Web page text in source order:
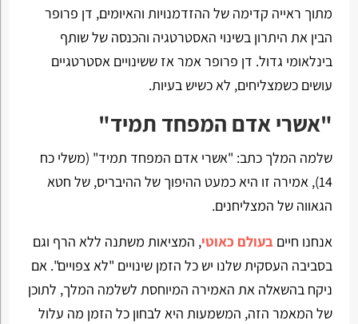
מתוך ראייה קדימה של ההזדמנויות והאיומים, דן פרופר
הבין את היתרון בשינוי האסטרטגיה והכנסה של שותף
בינלאומי גדול. דן פרופר אמר אז ששינויים אסטרטגיים
עושים כשמצליחים, לא כשיש בעיות.
"אשרי אדם המפחד תמיד"
שלמה המלך כתב: "אשרי אדם המפחד תמיד" (משלי כח
14), אמירה זו היא כמעט ההיפוך של ההיבריס, של חטא
הגאווה של המצליחנים.
אנחנו חיים בעולם כאוטי, המציאות משתנה ללא הרף וגם
בסביבה העסקית שלנו יש כל הזמן שינויים "לא צפויים". אם
ניקח בהשאלה את האמירה המיוחסת לשלמה המלך, לתוכן
של המאמר הזה, המשמעות היא לבחון כל הזמן מה עלול